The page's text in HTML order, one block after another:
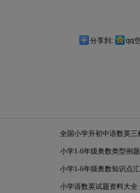
分享到: qq
全国小学升初中语数英三
小学1-6年级奥数类型例
小学1-6年级奥数知识点
小学语数英试题资料大全